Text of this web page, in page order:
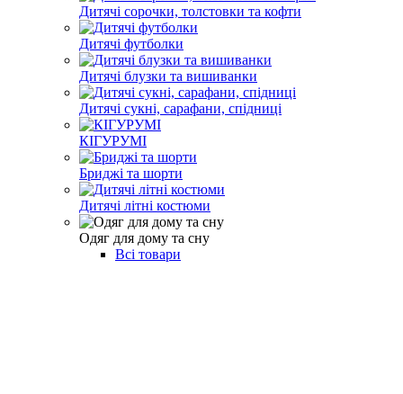
Дитячі сорочки, толстовки та кофти
Дитячі футболки
Дитячі блузки та вишиванки
Дитячі сукні, сарафани, спідниці
КІГУРУМІ
Бриджі та шорти
Дитячі літні костюми
Одяг для дому та сну
Всі товари